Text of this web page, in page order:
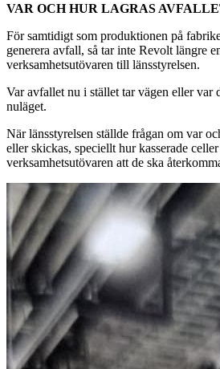
VAR OCH HUR LAGRAS
För samtidigt som produktionen på
generera avfall, så tar inte Revolt längre
verksamhetsutövaren till länsstyrelsen.
Var avfallet nu i stället tar vägen eller var
nuläget.
När länsstyrelsen ställde frågan om var
eller skickas, speciellt hur kasserade
verksamhetsutövaren att de ska